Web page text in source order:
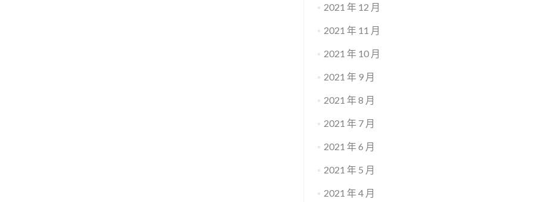
2021 年 12 月
2021 年 11 月
2021 年 10 月
2021 年 9 月
2021 年 8 月
2021 年 7 月
2021 年 6 月
2021 年 5 月
2021 年 4 月